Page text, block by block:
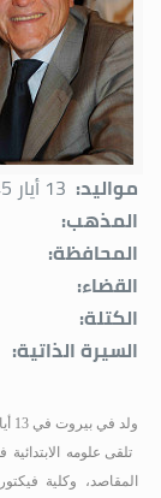
مواليد: 13 أيار 1945
المذهب:
المحافظة:
القضاء:
الكتلة:
السيرة الذاتية:
ولد في بيروت في 13 أيار سنة 1945.
تلقى علومه
المقاصد، وكلية